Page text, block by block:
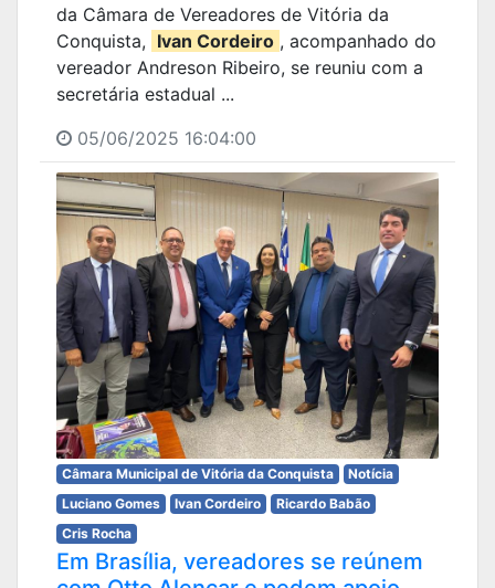
da Câmara de Vereadores de Vitória da
Conquista, Ivan Cordeiro , acompanhado do
vereador Andreson Ribeiro, se reuniu com a
secretária estadual ...
05/06/2025 16:04:00
Câmara Municipal de Vitória da Conquista
Notícia
Luciano Gomes
Ivan Cordeiro
Ricardo Babão
Cris Rocha
Em Brasília, vereadores se reúnem